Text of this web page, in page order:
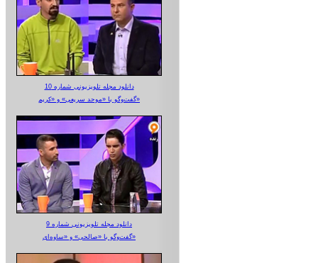
دانلود مجله تلویزیونی شماره 10
گفت‌وگو با «موحد سریعی» و «کریم»
دانلود مجله تلویزیونی شماره 9
گفت‌وگو با «صالحی» و «ساوه‌ای»